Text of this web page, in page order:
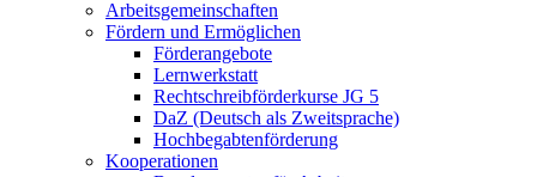
Arbeitsgemeinschaften
Fördern und Ermöglichen
Förderangebote
Lernwerkstatt
Rechtschreibförderkurse JG 5
DaZ (Deutsch als Zweitsprache)
Hochbegabtenförderung
Kooperationen